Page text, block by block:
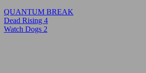
QUANTUM BREAK
Navigácia
v
Previous
Post:
Dead Rising 4
Next
Watch Dogs 2